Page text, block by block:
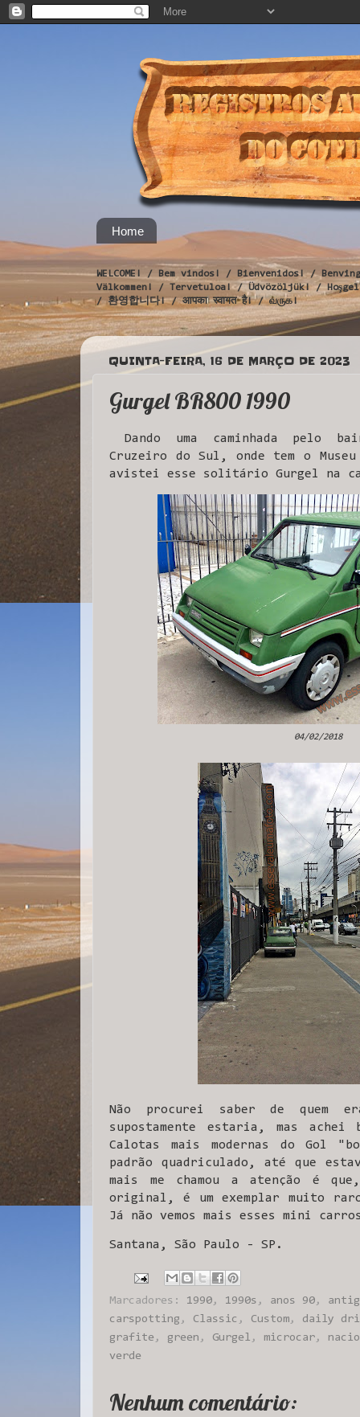
Home
WELCOME! / Bem vindos! / Bienvenidos! /
Välkommen! / Tervetuloa! / Üdvözöljük! /
/ 환영합니다! / आपका स्वागत है! / வருக!
QUINTA-FEIRA, 16 DE MARÇO DE 2023
Gurgel BR800 1990
Dando uma caminhada pelo
Cruzeiro do Sul, onde tem o
avistei esse solitário Gurgel na
04/02/2018
Não procurei saber de quem
supostamente estaria, mas achei
Calotas mais modernas do Gol
padrão quadriculado, até que
mais me chamou a atenção é
original, é um exemplar muito
Já não vemos mais esses mini
Santana, São Paulo - SP.
Marcadores: 1990 , 1990s , anos 90 ,
carspotting , Classic , Custom , daily
grafite , green , Gurgel , microcar ,
verde
Nenhum comentário: